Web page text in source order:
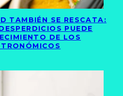
TAMBIÉN SE RESCATA:
PUEDE
DE LOS